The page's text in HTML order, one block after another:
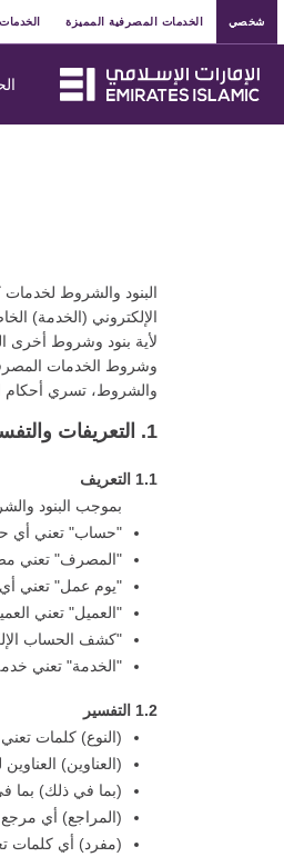
شخصي الخدمات المصرفية المميزة
البنود والشروط
الإلكتروني (الخدمة)
لأية بنود وشروط أخرى
وشروط الخدمات
والشروط، تسري أحكام
1. التعريفات والتفسير
1.1 التعريف
بموجب البنود
"حساب" تعني أي
"المصرف" تعني مصرف الإمارات
"يوم عمل" تعني أي
"العميل" تعني
"كشف الحساب
"الخدمة" تعني
1.2 التفسير
(النوع) كلمات
(العناوين)
(بما في ذلك) بما
(المراجع) أي مرجع
(مفرد) أي كلمات